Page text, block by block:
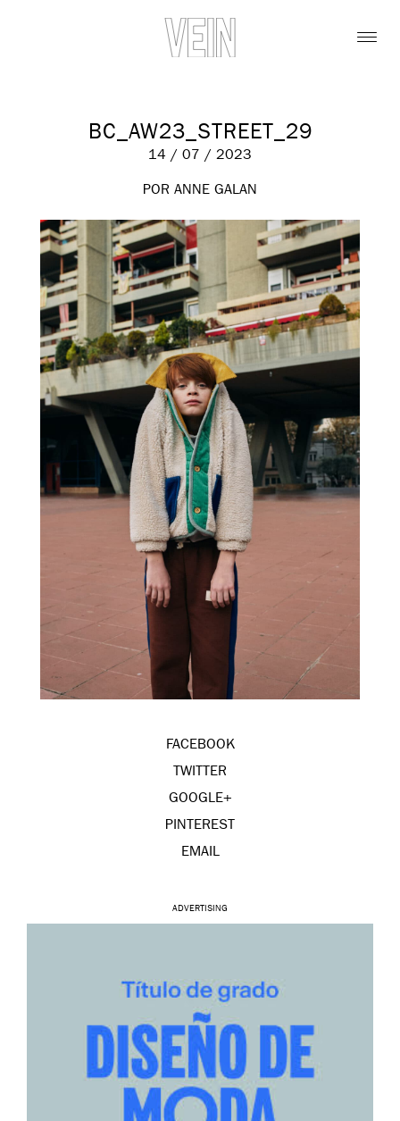
BC_AW23_STREET_29
14 / 07 / 2023
POR ANNE GALAN
FACEBOOK
TWITTER
GOOGLE+
PINTEREST
EMAIL
ADVERTISING